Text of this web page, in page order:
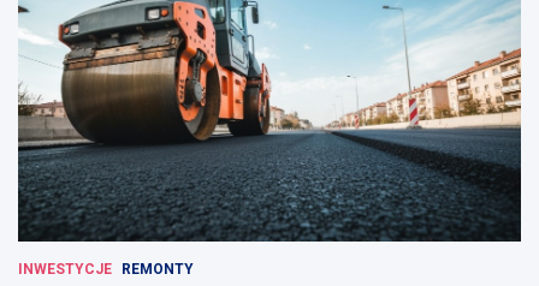
INWESTYCJE REMONTY